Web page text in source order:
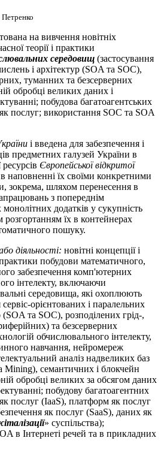
на вивчення новітніх
теорії і практики
середовищ (застосування
і архітектур (SOA та SOC),
туманних та безсерверних
обробці великих даних і
побудова багатоагентських
послуг; використання SOC та SOA
і введена для забезпечення і
предметних галузей України в
ресурсів Європейської відкритої
наповненні їх своїми конкретними
зокрема, шляхом перенесення в
з попереднім
додатків у сукупність
розгортанням їх в контейнерах
пошуку.
діяльності: новітні концепції і
практики побудови математичного,
забезпечення комп'ютерних
інтелекту, включаючи
середовища, які охоплюють
орієнтованих і паралельних
(SOA та SOC), розподілених грід-,
та безсерверних
обчислювального інтелекту,
навчання, нейромереж
аналіз надвеликих баз
Mining), семантичних і блокчейн
обробці великих за обсягом даних
побудову багатоагентних
послуг (IaaS), платформ як послуг
як послуг (SaaS), даних як
» суспільства);
в Інтернеті речей та в прикладних